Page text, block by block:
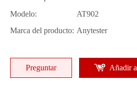
Modelo:
AT902
Marca del producto: Anytester
Preguntar Añadir